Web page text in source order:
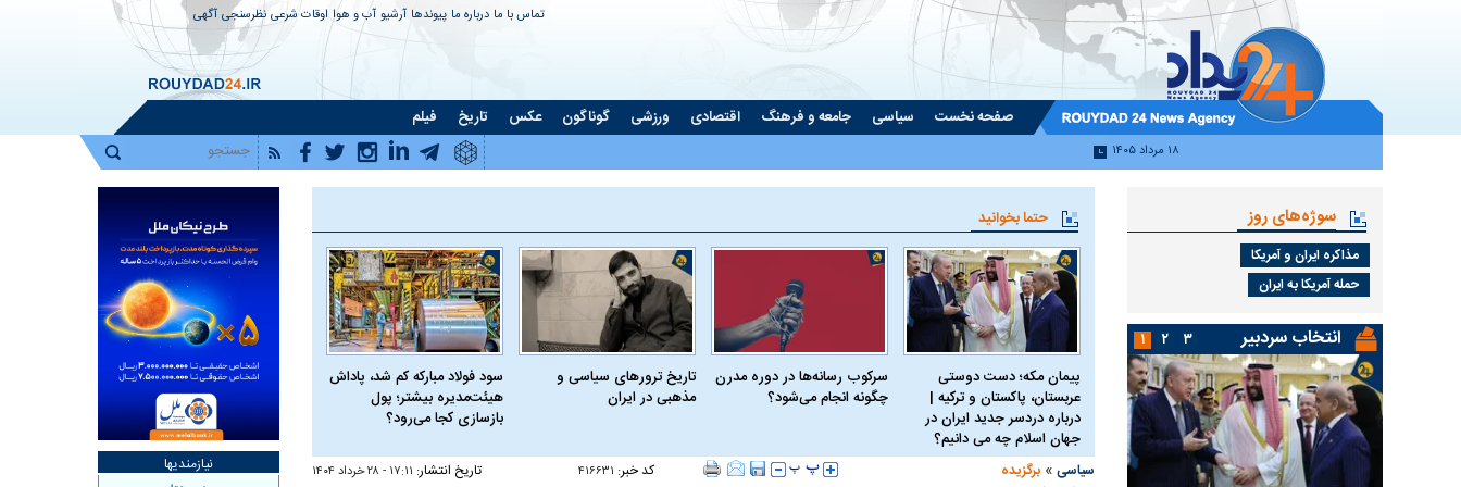
تماس با ما درباره ما پیوندها آرشیو آب و هوا اوقات شرعی نظرسنجی آگهی
صفحه نخست سیاسی جامعه و فرهنگ اقتصادی ورزشی گوناگون عکس تاریخ فیلم
۱۸ مرداد ۱۴۰۵
حتما بخوانید
پیمان مکه؛ دست دوستی
عربستان، پاکستان و ترکیه |
درباره دردسر جدید ایران در
جهان اسلام چه می دانیم؟
سرکوب رسانه‌ها در دوره مدرن
چگونه انجام می‌شود؟
تاریخ ترورهای سیاسی و
مذهبی در ایران
سود فولاد مبارکه کم شد، پاداش
هیئت‌مدیره بیشتر؛ پول
بازسازی کجا می‌رود؟
سیاسی » برگزیده کد خبر: ۴۱۶۶۳۱ تاریخ انتشار: ۱۷:۱۱ - ۲۸ خرداد ۱۴۰۴
سوژه‌های روز
مذاکره ایران و آمریکا
حمله آمریکا به ایران
انتخاب سردبیر ۱ ۲ ۳
نیازمندیها